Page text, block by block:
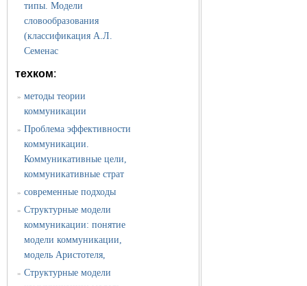
типы. Модели
словообразования
(классификация А.Л.
Семенас
техком:
» методы теории
коммуникации
» Проблема эффективности
коммуникации.
Коммуникативные цели,
коммуникативные страт
» современные подходы
» Структурные модели
коммуникации: понятие
модели коммуникации,
модель Аристотеля,
» Структурные модели